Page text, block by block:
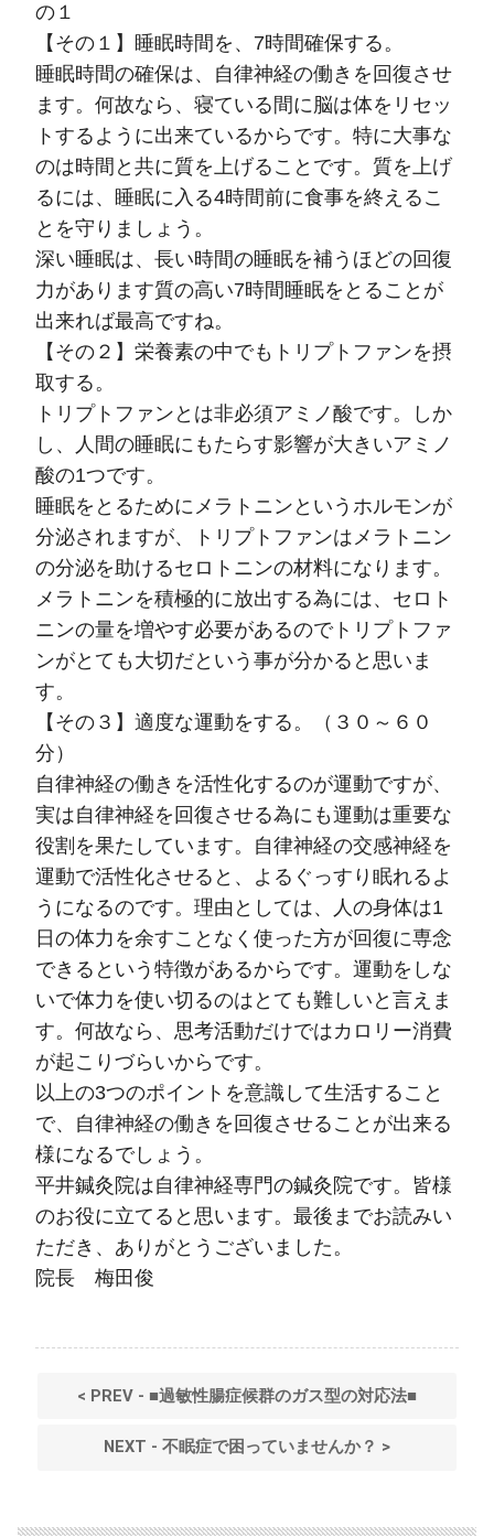
の１
【その１】睡眠時間を、7時間確保する。
睡眠時間の確保は、自律神経の働きを回復させ
ます。何故なら、寝ている間に脳は体をリセッ
トするように出来ているからです。特に大事な
のは時間と共に質を上げることです。質を上げ
るには、睡眠に入る4時間前に食事を終えるこ
とを守りましょう。
深い睡眠は、長い時間の睡眠を補うほどの回復
力があります質の高い7時間睡眠をとることが
出来れば最高ですね。
【その２】栄養素の中でもトリプトファンを摂
取する。
トリプトファンとは非必須アミノ酸です。しか
し、人間の睡眠にもたらす影響が大きいアミノ
酸の1つです。
睡眠をとるためにメラトニンというホルモンが
分泌されますが、トリプトファンはメラトニン
の分泌を助けるセロトニンの材料になります。
メラトニンを積極的に放出する為には、セロト
ニンの量を増やす必要があるのでトリプトファ
ンがとても大切だという事が分かると思いま
す。
【その３】適度な運動をする。（３０～６０
分）
自律神経の働きを活性化するのが運動ですが、
実は自律神経を回復させる為にも運動は重要な
役割を果たしています。自律神経の交感神経を
運動で活性化させると、よるぐっすり眠れるよ
うになるのです。理由としては、人の身体は1
日の体力を余すことなく使った方が回復に専念
できるという特徴があるからです。運動をしな
いで体力を使い切るのはとても難しいと言えま
す。何故なら、思考活動だけではカロリー消費
が起こりづらいからです。
以上の3つのポイントを意識して生活すること
で、自律神経の働きを回復させることが出来る
様になるでしょう。
平井鍼灸院は自律神経専門の鍼灸院です。皆様
のお役に立てると思います。最後までお読みい
ただき、ありがとうございました。
院長 梅田俊
< PREV - ■過敏性腸症候群のガス型の対応法■
NEXT - 不眠症で困っていませんか？ >